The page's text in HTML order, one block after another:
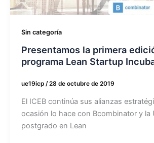
Sin categoría
Presentamos la primera
programa Lean Startup
ue19icp /28 de octubre de 2019
El ICEB continúa sus alianzas
ocasión lo hace con Bcombinator y la
postgrado en Lean
Lean
Startup
Incubation